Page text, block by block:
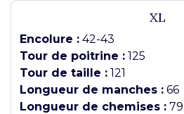
XL
Encolure : 42-43
Tour de poitrine : 125
Tour de taille : 121
Longueur de manches : 66
Longueur de chemises : 79